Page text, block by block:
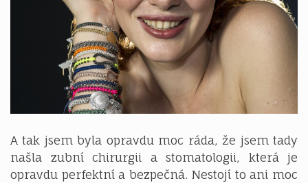
A tak jsem byla opravdu moc ráda, že jsem tady
našla zubní chirurgii a stomatologii, která je
opravdu perfektní a bezpečná. Nestojí to ani moc